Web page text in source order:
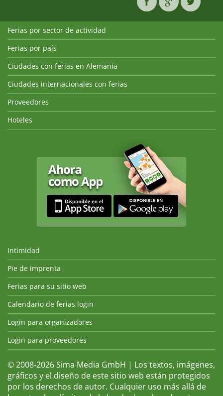
Ferias por sector de actividad
Ferias por país
Ciudades con ferias en Alemania
Ciudades internacionales con ferias
Proveedores
Hoteles
Intimidad
Pie de imprenta
Ferias para su sitio web
Calendario de ferias login
Login para organizadores
Login para proveedores
© 2008-2026 Sima Media GmbH | Los textos, imágenes,
gráficos y el diseño de este sitio web están protegidos
por los derechos de autor. Cualquier uso más allá de